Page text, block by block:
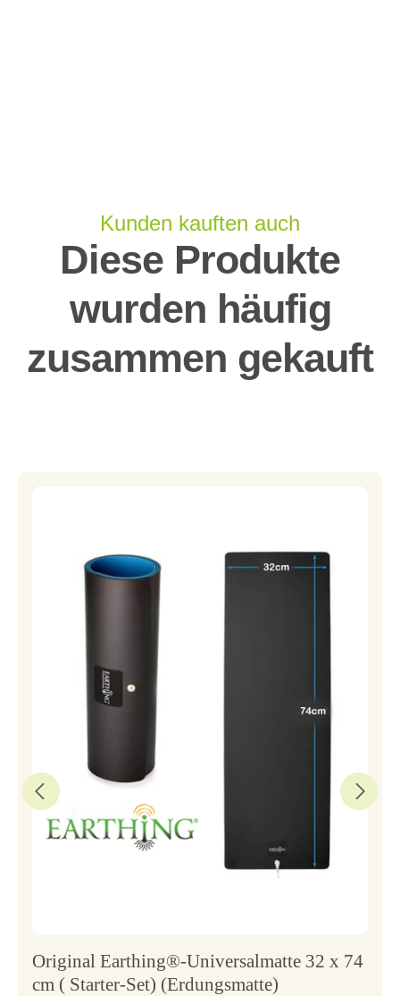
Kunden kauften auch
Diese Produkte
wurden häufig
zusammen gekauft
Original Earthing®-Universalmatte 32 x 74
cm ( Starter-Set) (Erdungsmatte)